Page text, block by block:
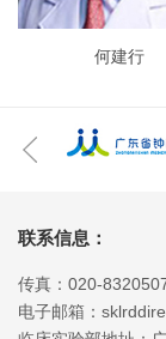
何建行
联系信息：
传真：020-
电子邮箱：